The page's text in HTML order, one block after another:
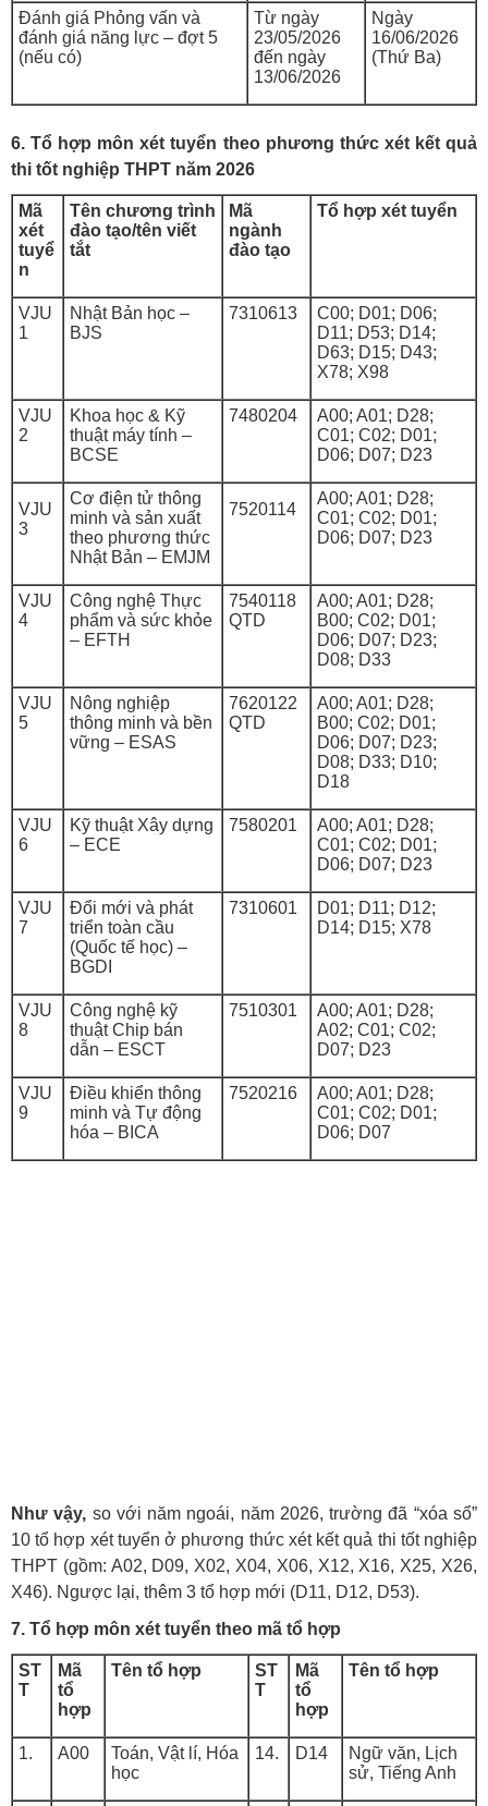
Đánh giá Phỏng vấn và
đánh giá năng lực – đợt 5
(nếu có)
Từ ngày
23/05/2026
đến ngày
13/06/2026
Ngày
16/06/2026
(Thứ Ba)
6. Tổ hợp môn xét tuyển theo phương thức xét kết quả
thi tốt nghiệp THPT năm 2026
Mã
xét
tuyể
n
Tên chương trình
đào tạo/tên viết
tắt
Mã
ngành
đào tạo
Tổ hợp xét tuyển
VJU
1
Nhật Bản học –
BJS
7310613
C00; D01; D06;
D11; D53; D14;
D63; D15; D43;
X78; X98
VJU
2
Khoa học & Kỹ
thuật máy tính –
BCSE
7480204
A00; A01; D28;
C01; C02; D01;
D06; D07; D23
VJU
3
Cơ điện tử thông
minh và sản xuất
theo phương thức
Nhật Bản – EMJM
7520114
A00; A01; D28;
C01; C02; D01;
D06; D07; D23
VJU
4
Công nghệ Thực
phẩm và sức khỏe
– EFTH
7540118
QTD
A00; A01; D28;
B00; C02; D01;
D06; D07; D23;
D08; D33
VJU
5
Nông nghiệp
thông minh và bền
vững – ESAS
7620122
QTD
A00; A01; D28;
B00; C02; D01;
D06; D07; D23;
D08; D33; D10;
D18
VJU
6
Kỹ thuật Xây dựng
– ECE
7580201
A00; A01; D28;
C01; C02; D01;
D06; D07; D23
VJU
7
Đổi mới và phát
triển toàn cầu
(Quốc tế học) –
BGDI
7310601
D01; D11; D12;
D14; D15; X78
VJU
8
Công nghệ kỹ
thuật Chip bán
dẫn – ESCT
7510301
A00; A01; D28;
A02; C01; C02;
D07; D23
VJU
9
Điều khiển thông
minh và Tự động
hóa – BICA
7520216
A00; A01; D28;
C01; C02; D01;
D06; D07
Như vậy, so với năm ngoái, năm 2026, trường đã “xóa sổ”
10 tổ hợp xét tuyển ở phương thức xét kết quả thi tốt nghiệp
THPT (gồm: A02, D09, X02, X04, X06, X12, X16, X25, X26,
X46). Ngược lại, thêm 3 tổ hợp mới (D11, D12, D53).
7. Tổ hợp môn xét tuyển theo mã tổ hợp
ST
T
Mã
tổ
hợp
Tên tổ hợp
ST
T
Mã
tổ
hợp
Tên tổ hợp
1. A00
Toán, Vật lí, Hóa
học
14. D14
Ngữ văn, Lịch
sử, Tiếng Anh